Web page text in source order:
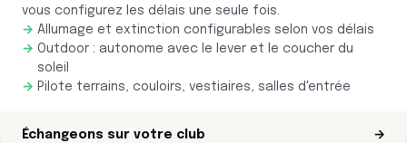
vous configurez les délais une seule fois.
Allumage et extinction configurables selon vos délais
Outdoor : autonome avec le lever et le coucher du
soleil
Pilote terrains, couloirs, vestiaires, salles d'entrée
Échangeons sur votre club →